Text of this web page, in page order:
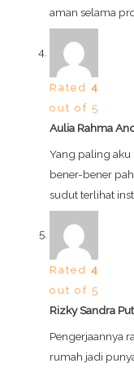
aman selama
Rated4
out of 5
Aulia Rahma
Yang paling aku
bener-bener
sudut terlihat
Rated4
out of 5
Rizky Sandra
Pengerjaannya
rumah jadi